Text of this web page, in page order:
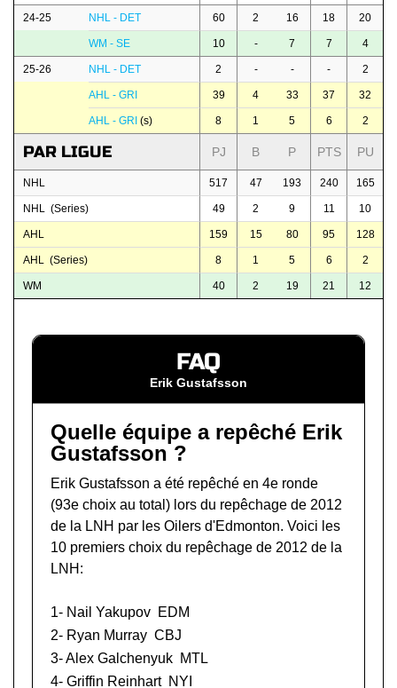
24-25 NHL - DET 60 2 16 18 20
WM - SE 10 - 7 7 4
25-26 NHL - DET 2 - - - 2
AHL - GRI 39 4 33 37 32
AHL - GRI (s) 8 1 5 6 2
PAR LIGUE PJ B P PTS PU
NHL 517 47 193 240 165
NHL (Series) 49 2 9 11 10
AHL 159 15 80 95 128
AHL (Series) 8 1 5 6 2
WM 40 2 19 21 12
FAQ
Erik Gustafsson
Quelle équipe a repêché Erik
Gustafsson ?
Erik Gustafsson a été repêché en 4e ronde
(93e choix au total) lors du repêchage de 2012
de la LNH par les Oilers d'Edmonton. Voici les
10 premiers choix du repêchage de 2012 de la
LNH:
1- Nail Yakupov EDM
2- Ryan Murray CBJ
3-Alex Galchenyuk MTL
4- Griffin Reinhart NYI